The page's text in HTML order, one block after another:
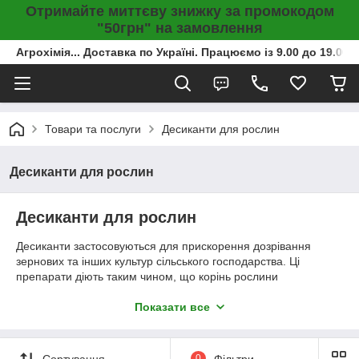
Отримайте миттєву знижку за промокодом
"50грн" на замовлення
Агрохімія... Доставка по Україні. Працюємо із 9.00 до
Товари та послуги Десиканти для рослин
Десиканти для рослин
Десиканти для рослин
Десиканти застосовуються для прискорення дозрівання
зернових та інших культур сільського господарства. Ці
препарати діють таким чином, що корінь рослини
процесом, як дефоліація (викликає опадання листя), ці дві
Показати все